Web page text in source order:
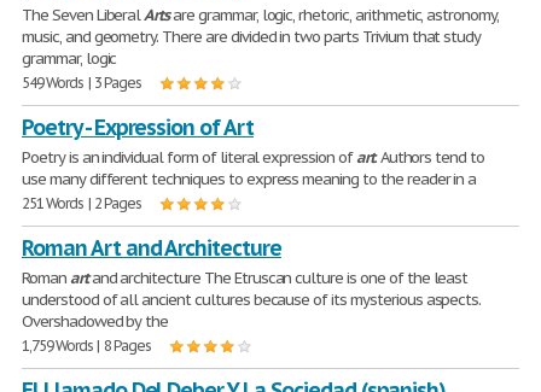
The Seven LiberalArtsare grammar, logic, rhetoric, arithmetic, astronomy,
music, and geometry. There are divided in two parts Trivium that study
grammar, logic
549 Words | 3 Pages
Poetry - Expression of Art
Poetry is an individual form of literal expression ofart. Authors tend to
use many different techniques to express meaning to the reader in a
251 Words | 2 Pages
Roman Art and Architecture
Romanartand architecture The Etruscan culture is one of the least
understood of all ancient cultures because of its mysterious aspects.
Overshadowed by the
1,759 Words | 8 Pages